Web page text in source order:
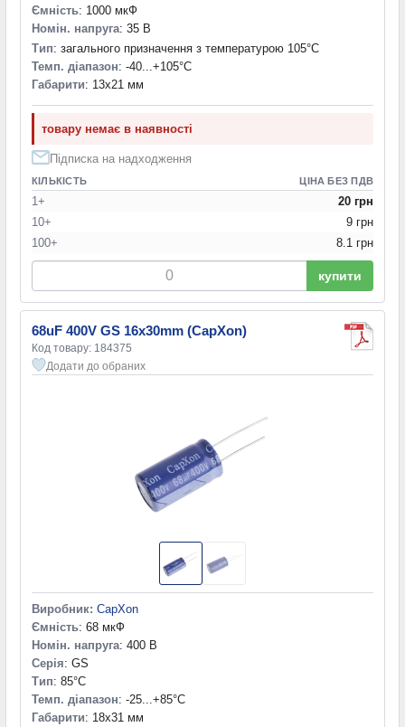
30x55 мм(1)
35x40 мм(24)
35x60 мм(2)
35x65 мм(1)
35x70 мм
40x50 мм(2)
40x70 мм
40x80 мм
40x81 мм
95x105 мм
2000 Stunden(1)
Ємність: 1000 мкФ
Номін. напруга: 35 В
Тип: загального призначення з температурою 105°C
Темп. діапазон: -40...+105°С
Габарити: 13x21 мм
товару немає в наявності
Підписка на надходження
КІЛЬКІСТЬ ЦІНА БЕЗ ПДВ
1+
20 грн
10+
9 грн
100+
8.1 грн
купити
68uF 400V GS 16x30mm (CapXon)
Код товару: 184375
Додати до обраних
Виробник: CapXon
Ємність: 68 мкФ
Номін. напруга: 400 В
Серія: GS
Тип: 85°C
Темп. діапазон: -25...+85°С
Габарити: 18x31 мм